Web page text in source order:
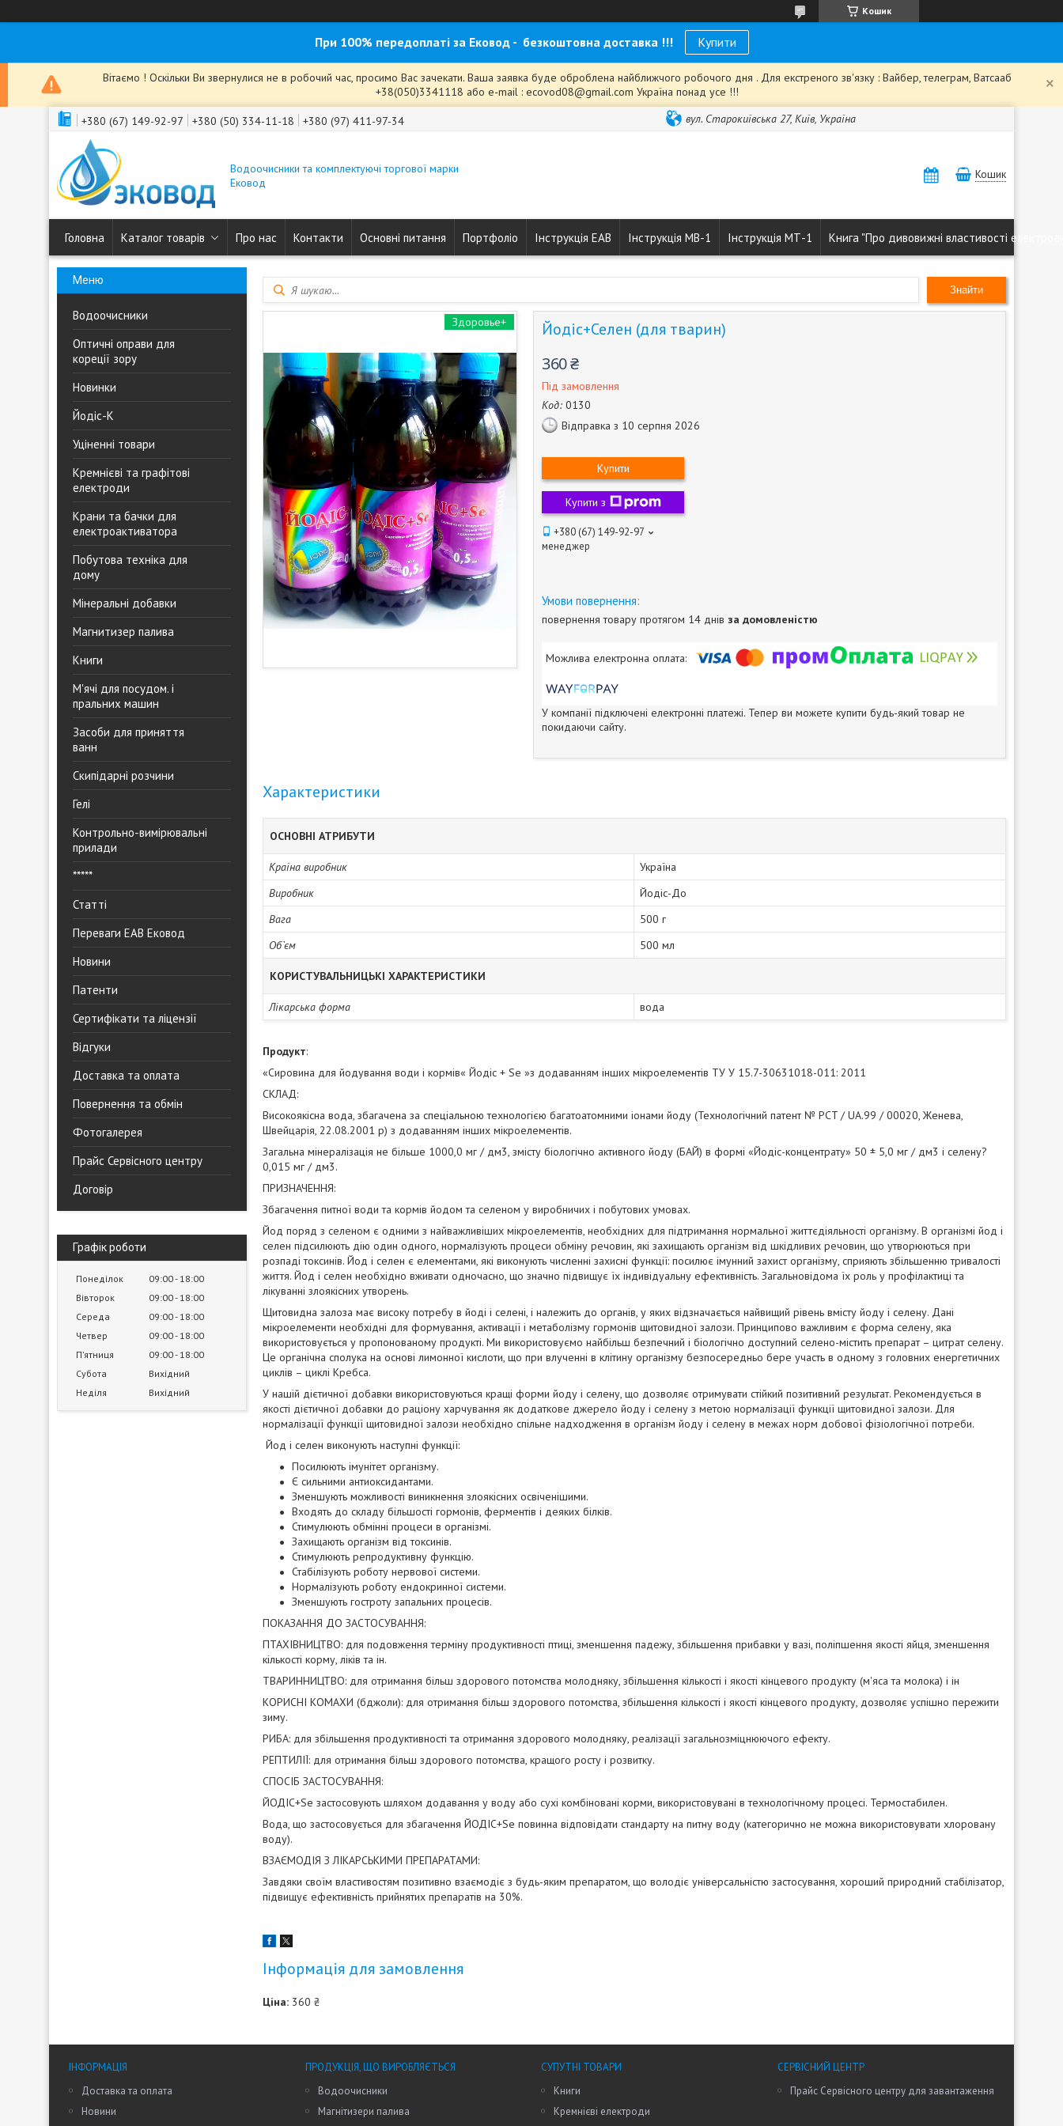
Кошик
При 100% передоплаті за Ековод - безкоштовна доставка !!! Купити
Вітаємо ! Оскільки Ви звернулися не в робочий час, просимо Вас зачекати. Ваша заявка буде оброблена найближчого робочого дня . Для екстреного зв'язку : Вайбер, телеграм, Ватсааб
+38(050)3341118 або e-mail : ecovod08@gmail.com Україна понад усе !!!
+380 (67) 149-92-97 +380 (50) 334-11-18 +380 (97) 411-97-34 вул. Старокиївська 27, Київ, Україна
Водоочисники та комплектуючі торгової марки
Ековод
Кошик
Головна Каталог товарів Про нас Контакти Основні питання Портфоліо Інструкція ЕАВ Інструкція МВ-1 Інструкція МТ-1 Книга "Про дивовижні властивості
Водоочисники
Оптичні оправи для
кореції зору
Новинки
Йодіс-К
Уціненні товари
Кремнієві та графітові
електроди
Крани та бачки для
електроактиватора
Побутова техніка для
дому
Мінеральні добавки
Магнитизер палива
Книги
М'ячі для посудом. і
пральних машин
Засоби для приняття
ванн
Скипідарні розчини
Гелі
Контрольно-вимірювальні
прилади
*****
Статті
Переваги ЕАВ Ековод
Новини
Патенти
Сертифікати та ліцензії
Відгуки
Доставка та оплата
Повернення та обмін
Фотогалерея
Прайс Сервісного центру
Договір
Графік роботи
Понеділок 09:00 18:00
Вівторок
09:00 18:00
Середа
09:00 18:00
Четвер
09:00 18:00
Пʼятниця
09:00 18:00
Субота
Вихідний
Неділя
Вихідний
Знайти
Здоровье+ Йодіс+Селен (для тварин)
360 ₴
Під замовлення
Код: 0130
Відправка з 10 серпня 2026
Купити
Купити з
+380 (67) 149-92-97
менеджер
повернення товару протягом 14 днів за домовленістю
У компанії підключені електронні платежі. Тепер ви можете купити будь-який товар не
покидаючи сайту.
Характеристики
ОСНОВНІ АТРИБУТИ
Країна виробник
Україна
Виробник
Йодіс-До
Вага
500 г
Об`єм
500 мл
КОРИСТУВАЛЬНИЦЬКІ ХАРАКТЕРИСТИКИ
Лікарська форма вода
Продукт:
«Сировина для йодування води і кормів« Йодіс + Se »з додаванням інших мікроелементів ТУ У 15.7-30631018-011: 2011
СКЛАД:
Високоякісна вода, збагачена за спеціальною технологією багатоатомними іонами йоду (Технологічний патент № PCT / UA.99 / 00020, Женева,
Швейцарія, 22.08.2001 р) з додаванням інших мікроелементів.
Загальна мінералізація не більше 1000,0 мг / дм3, змісту біологічно активного йоду (БАЙ) в формі «Йодіс-концентрату» 50 ± 5,0 мг / дм3 і селену?
0,015 мг / дм3.
ПРИЗНАЧЕННЯ:
Збагачення питної води та кормів йодом та селеном у виробничих і побутових умовах.
Йод поряд з селеном є одними з найважливіших мікроелементів, необхідних для підтримання нормальної життєдіяльності організму. В організмі йод і
селен підсилюють дію один одного, нормалізують процеси обміну речовин, які захищають організм від шкідливих речовин, що утворюються при
розпаді токсинів. Йод і селен є елементами, які виконують численні захисні функції: посилює імунний захист організму, сприяють збільшенню тривалості
життя. Йод і селен необхідно вживати одночасно, що значно підвищує їх індивідуальну ефективність. Загальновідома їх роль у профілактиці та
лікуванні злоякісних утворень.
Щитовидна залоза має високу потребу в йоді і селені, і належить до органів, у яких відзначається найвищий рівень вмісту йоду і селену. Дані
мікроелементи необхідні для формування, активації і метаболізму гормонів щитовидної залози. Принципово важливим є форма селену, яка
використовується у пропонованому продукті. Ми використовуємо найбільш безпечний і біологічно доступний селено-містить препарат – цитрат селену.
Це органічна сполука на основі лимонної кислоти, що при влученні в клітину організму безпосередньо бере участь в одному з головних енергетичних
циклів – циклі Кребса.
У нашій дієтичної добавки використовуються кращі форми йоду і селену, що дозволяє отримувати стійкий позитивний результат. Рекомендується в
якості дієтичної добавки до раціону харчування як додаткове джерело йоду і селену з метою нормалізації функції щитовидної залози. Для
нормалізації функції щитовидної залози необхідно спільне надходження в організм йоду і селену в межах норм добової фізіологічної потреби.
Йод і селен виконують наступні функції:
Посилюють імунітет організму.
Є сильними антиоксидантами.
Зменшують можливості виникнення злоякісних освіченішими.
Входять до складу більшості гормонів, ферментів і деяких білків.
Стимулюють обмінні процеси в організмі.
Захищають організм від токсинів.
Стимулюють репродуктивну функцію.
Стабілізують роботу нервової системи.
Нормалізують роботу ендокринної системи.
Зменшують гостроту запальних процесів.
ПОКАЗАННЯ ДО ЗАСТОСУВАННЯ:
ПТАХІВНИЦТВО: для подовження терміну продуктивності птиці, зменшення падежу, збільшення прибавки у вазі, поліпшення якості яйця, зменшення
кількості корму, ліків та ін.
ТВАРИННИЦТВО: для отримання більш здорового потомства молодняку, збільшення кількості і якості кінцевого продукту (м'яса та молока) і ін
КОРИСНІ КОМАХИ (бджоли): для отримання більш здорового потомства, збільшення кількості і якості кінцевого продукту, дозволяє успішно пережити
зиму.
РИБА: для збільшення продуктивності та отримання здорового молодняку, реалізації загальнозміцнюючого ефекту.
РЕПТИЛІЇ: для отримання більш здорового потомства, кращого росту і розвитку.
СПОСІБ ЗАСТОСУВАННЯ:
ЙОДІС+Se застосовують шляхом додавання у воду або сухі комбіновані корми, використовувані в технологічному процесі. Термостабилен.
Вода, що застосовується для збагачення ЙОДІС+Se повинна відповідати стандарту на питну воду (категорично не можна використовувати хлоровану
воду).
ВЗАЄМОДІЯ З ЛІКАРСЬКИМИ ПРЕПАРАТАМИ:
Завдяки своїм властивостям позитивно взаємодіє з будь-яким препаратом, що володіє універсальністю застосування, хороший природний стабілізатор,
підвищує ефективність прийнятих препаратів на 30%.
Інформація для замовлення
Ціна: 360 ₴
ІНФОРМАЦІЯ
Доставка та оплата
Новини
ПРОДУКЦІЯ, ЩО ВИРОБЛЯЄТЬСЯ
Водоочисники
Магнітизери палива
СУПУТНІ ТОВАРИ
Книги
Кремнієві електроди
СЕРВІСНИЙ ЦЕНТР
Прайс Сервісного центру для завантаження